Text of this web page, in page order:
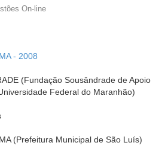
On-line
- 2008
(Fundação Sousândrade de Apoio
Federal do Maranhão)
(Prefeitura Municipal de São Luís)